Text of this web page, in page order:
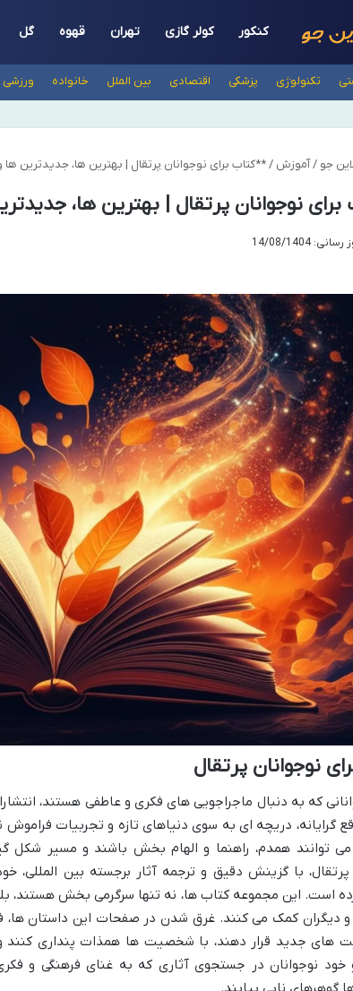
کنکور کولر گازی تهران قهوه گل
تکنولوژی پزشکی اقتصادی بین الملل خانواده ورزشی
جو / آموزش / **کتاب برای نوجوانان پرتقال | بهترین ها، جدیدترین ها
نوجوانان پرتقال | بهترین ها،
14/08/1404
نوجوانان پرتقال
که به دنبال ماجراجویی های فکری و عاطفی هستند،
گرایانه، دریچه ای به سوی دنیاهای تازه و تجربیات
توانند همدم، راهنما و الهام بخش باشند و مسیر شکل
پرتقال، با گزینش دقیق و ترجمه آثار برجسته بین المللی،
است. این مجموعه کتاب ها، نه تنها سرگرمی بخش هستند،
و دیگران کمک می کنند. غرق شدن در صفحات این داستان ها،
های جدید قرار دهند، با شخصیت ها همذات پنداری کنند
خود نوجوانان در جستجوی آثاری که به غنای فرهنگی و